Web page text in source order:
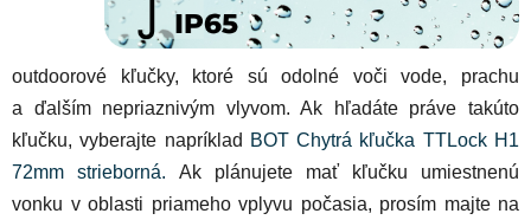
outdoorové kľučky, ktoré sú odolné voči vode, prachu
a ďalším nepriaznivým vlyvom. Ak hľadáte práve takúto
kľučku, vyberajte napríklad BOT Chytrá kľučka TTLock H1
72mm strieborná. Ak plánujete mať kľučku umiestnenú
vonku v oblasti priameho vplyvu počasia, prosím majte na